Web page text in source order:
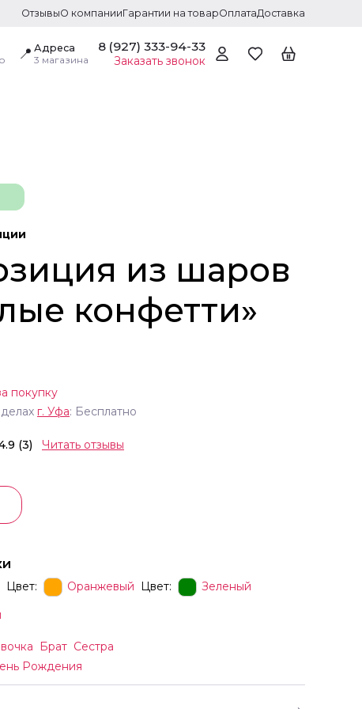
ОтзывыО компанииГарантии на товарОплатаДоставка
📍 Адреса
3 магазина
8 (927) 333-94-33
Заказать звонок
из шаров
конфетти»
покупку
г. Уфа: Бесплатно
(3) Читать отзывы
Цвет: Оранжевый Цвет:
Зеленый
Брат Сестра
Рождения